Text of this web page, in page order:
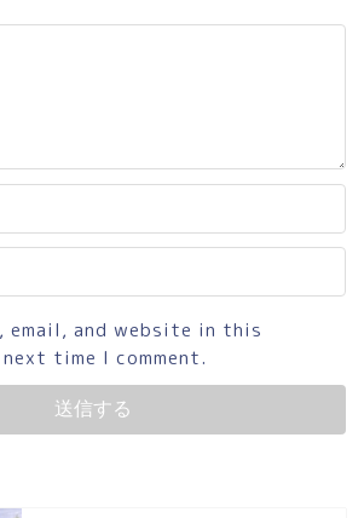
email, and website in this
time I comment.